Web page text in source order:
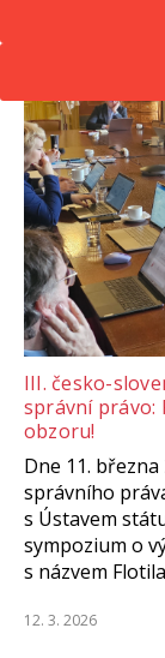
III. česko-
správní právo:
obzoru!
Dne 11.
správního
s Ústavem
sympozium o
s názvem
12. 3. 2026